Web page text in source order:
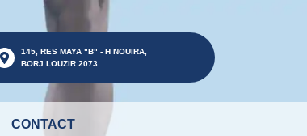
145, RES MAYA "B" - H NOUIRA,
BORJ LOUZIR 2073
CONTACT